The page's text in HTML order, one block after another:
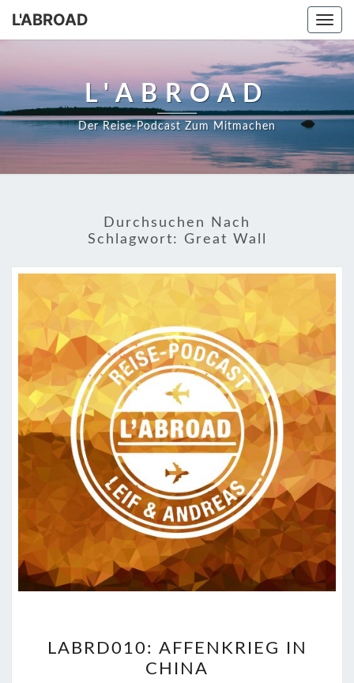
Skip
L'ABROAD
L'ABROAD
Der Reise-Podcast Zum Mitmachen
Durchsuchen Nach
Schlagwort: Great Wall
AFFENKRIEG
IN
LABRD010: AFFENKRIEG IN
CHINA